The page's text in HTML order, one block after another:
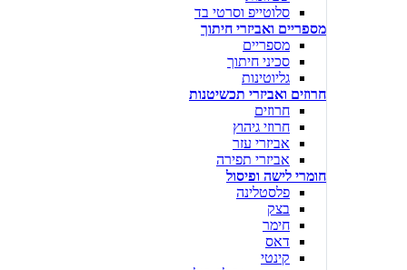
סלוטייפ וסרטי בד
מספריים ואביזרי חיתוך
מספריים
סכיני חיתוך
גליוטינות
חרוזים ואביזרי תכשיטנות
חרוזים
חרוזי גיהוץ
אביזרי עזר
אביזרי תפירה
חומרי לישה ופיסול
פלסטלינה
בצק
חימר
דאס
קינטי